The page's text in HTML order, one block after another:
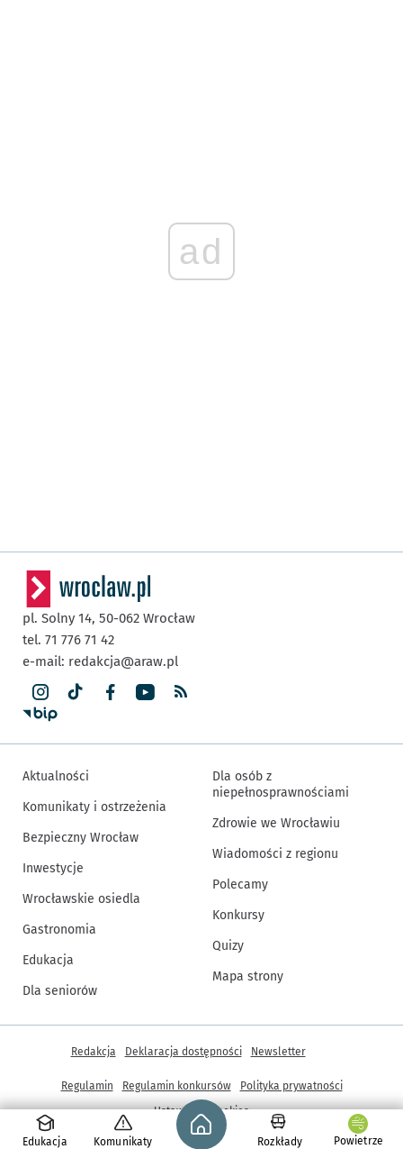
ad
Edukacja Komunikaty
Strona główna - wroclaw.pl
Rozkłady Powietrze
pl. Solny 14, 50-062 Wrocław
tel. 71 776 71 42
e-mail: redakcja@araw.pl
Aktualności
Komunikaty i ostrzeżenia
Bezpieczny Wrocław
Inwestycje
Wrocławskie osiedla
Gastronomia
Edukacja
Dla seniorów
Dla osób z
niepełnosprawnościami
Zdrowie we Wrocławiu
Wiadomości z regionu
Polecamy
Konkursy
Quizy
Mapa strony
© Copyright 2005-2026, ARAW S.A., Gmina Wrocław
Inne informacje
Redakcja Deklaracja dostępności Newsletter
Regulamin Regulamin konkursów
Polityka prywatności
Ustawienia cookies